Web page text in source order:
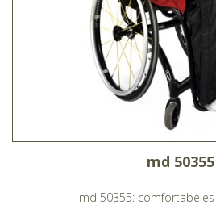
md 50355
md 50355: comfortabeles